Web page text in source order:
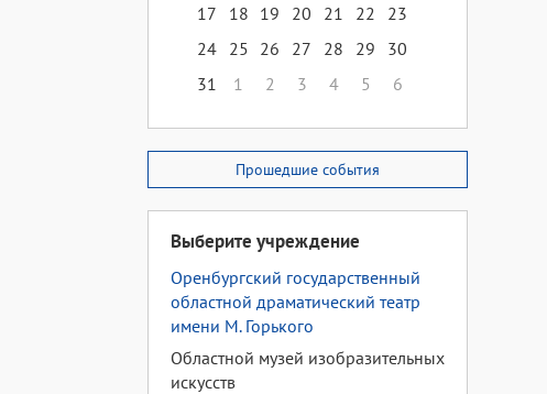
17
18 19 20 21 22
23
24 25 26 27 28 29
30
31
1 2 3 4 5 6
Прошедшие события
Выберите учреждение
Оренбургский государственный
областной драматический театр
имени М. Горького
Областной музей изобразительных
искусств